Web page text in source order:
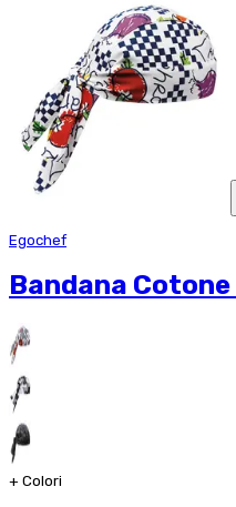
Egochef
Bandana
+ Colori